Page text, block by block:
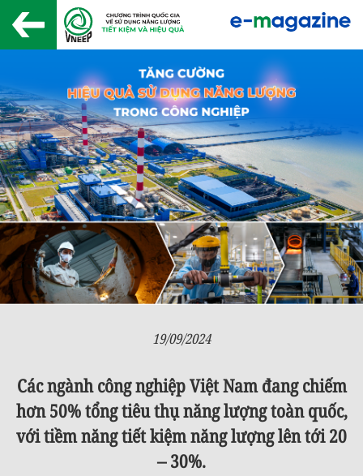
19/09/2024
Các ngành công nghiệp Việt Nam đang chiếm
hơn 50% tổng tiêu thụ năng lượng toàn quốc,
với tiềm năng tiết kiệm năng lượng lên tới 20
– 30%.